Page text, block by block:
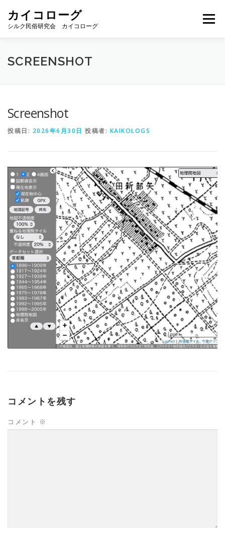
カイコローグ
シルク民俗研究会 カイコローグ
メニュー
カイコローグの歩み
SCREENSHOT
Screenshot
投稿日: 2026年6月30日 投稿者: KAIKOLOGS
コメントを残す
コメント ※